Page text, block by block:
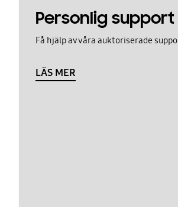
Personlig support
Få hjälp av våra auktoriserade
LÄS MER